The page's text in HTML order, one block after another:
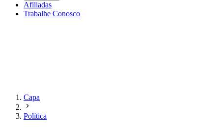
Afiliadas
Trabalhe Conosco
Capa
Política